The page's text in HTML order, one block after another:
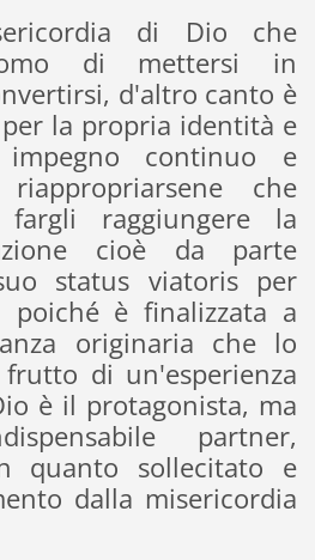
di Dio che
di mettersi in
d'altro canto è
la propria identità e
continuo e
che
raggiungere la
cioè da parte
status viatoris per
è finalizzata a
originaria che lo
di un'esperienza
è il protagonista, ma
partner,
quanto sollecitato e
dalla misericordia